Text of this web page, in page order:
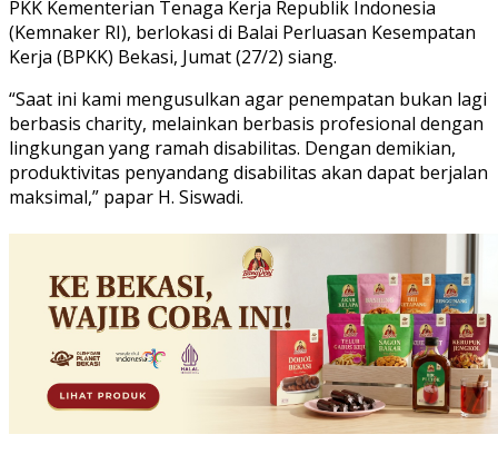
PKK Kementerian Tenaga Kerja Republik Indonesia
(Kemnaker RI), berlokasi di Balai Perluasan Kesempatan
Kerja (BPKK) Bekasi, Jumat (27/2) siang.
“Saat ini kami mengusulkan agar penempatan bukan lagi
berbasis charity, melainkan berbasis profesional dengan
lingkungan yang ramah disabilitas. Dengan demikian,
produktivitas penyandang disabilitas akan dapat berjalan
maksimal,” papar H. Siswadi.